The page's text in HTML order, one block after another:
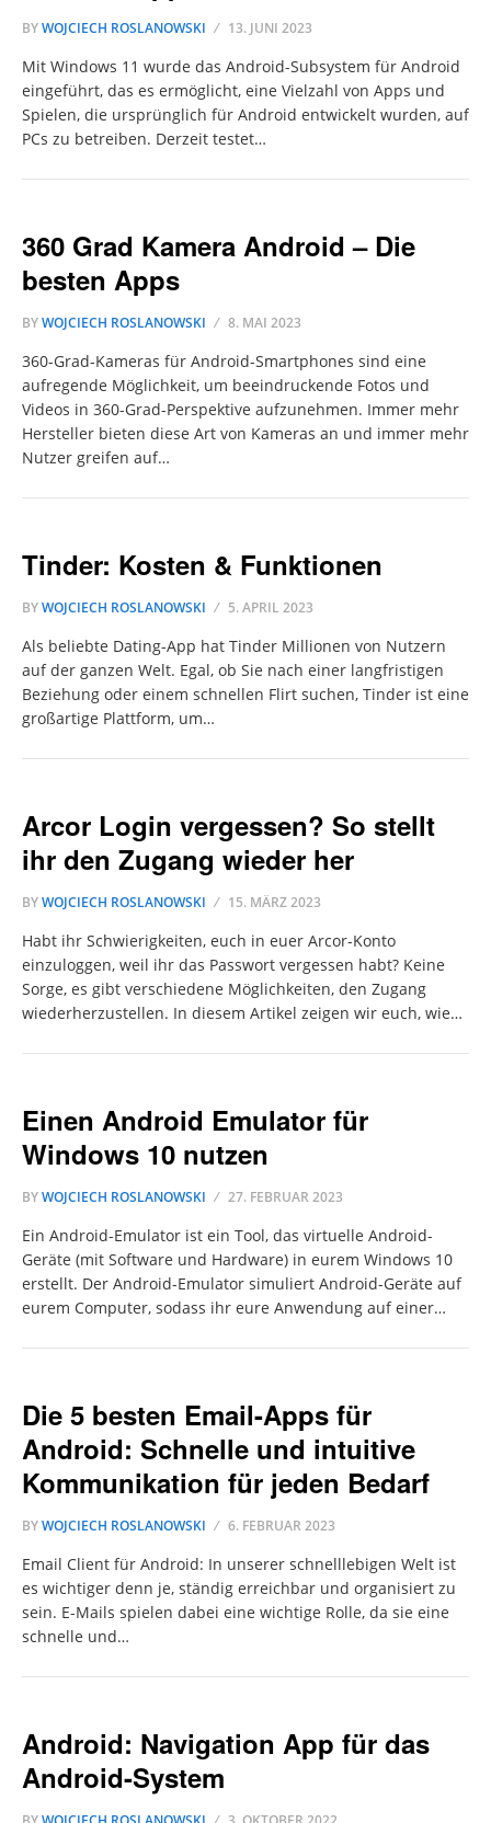
BYWOJCIECH ROSLANOWSKI 13. JUNI 2023
Mit Windows 11 wurde das Android-Subsystem für Android
eingeführt, das es ermöglicht, eine Vielzahl von Apps und
Spielen, die ursprünglich für Android entwickelt wurden, auf
PCs zu betreiben. Derzeit testet…
360 Grad Kamera Android – Die
besten Apps
BYWOJCIECH ROSLANOWSKI 8. MAI 2023
360-Grad-Kameras für Android-Smartphones sind eine
aufregende Möglichkeit, um beeindruckende Fotos und
Videos in 360-Grad-Perspektive aufzunehmen. Immer mehr
Hersteller bieten diese Art von Kameras an und immer mehr
Nutzer greifen auf…
Tinder: Kosten & Funktionen
BYWOJCIECH ROSLANOWSKI 5. APRIL 2023
Als beliebte Dating-App hat Tinder Millionen von Nutzern
auf der ganzen Welt. Egal, ob Sie nach einer langfristigen
Beziehung oder einem schnellen Flirt suchen, Tinder ist eine
großartige Plattform, um…
Arcor Login vergessen? So stellt
ihr den Zugang wieder her
BYWOJCIECH ROSLANOWSKI 15. MÄRZ 2023
Habt ihr Schwierigkeiten, euch in euer Arcor-Konto
einzuloggen, weil ihr das Passwort vergessen habt? Keine
Sorge, es gibt verschiedene Möglichkeiten, den Zugang
wiederherzustellen. In diesem Artikel zeigen wir euch, wie…
Einen Android Emulator für
Windows 10 nutzen
BYWOJCIECH ROSLANOWSKI 27. FEBRUAR 2023
Ein Android-Emulator ist ein Tool, das virtuelle Android-
Geräte (mit Software und Hardware) in eurem Windows 10
erstellt. Der Android-Emulator simuliert Android-Geräte auf
eurem Computer, sodass ihr eure Anwendung auf einer…
Die 5 besten Email-Apps für
Android: Schnelle und intuitive
Kommunikation für jeden Bedarf
BYWOJCIECH ROSLANOWSKI 6. FEBRUAR 2023
Email Client für Android: In unserer schnelllebigen Welt ist
es wichtiger denn je, ständig erreichbar und organisiert zu
sein. E-Mails spielen dabei eine wichtige Rolle, da sie eine
schnelle und…
Android: Navigation App für das
Android-System